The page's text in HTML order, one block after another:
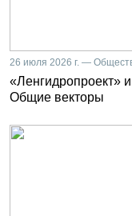
26 июля 2026 г. —
«Ленгидропроект»
Общие векторы